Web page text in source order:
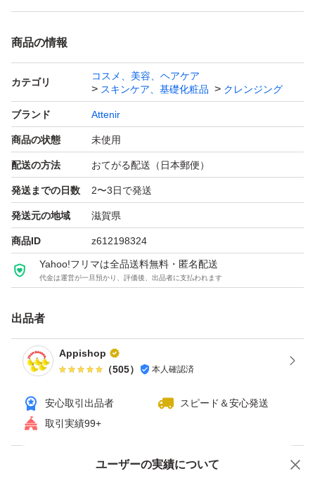
商品の情報
カテゴリ
コスメ、美容、ヘアケア
スキンケア、基礎化粧品
クレンジング
ブランド Attenir
商品の状態 未使用
配送の方法 おてがる配送（日本郵便）
発送までの日数 2〜3日で発送
発送元の地域 滋賀県
商品ID z612198324
Yahoo!フリマは全品送料無料・匿名配送
代金は運営が一旦預かり、評価後、出品者に支払われます
出品者
Appishop
（505） 本人確認済
安心取引出品者
スピード＆安心発送
取引実績99+
ユーザーの実績について
価格の相談 商品への質問